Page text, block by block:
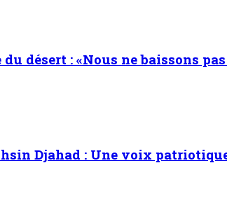
désert : «Nous ne baissons
Djahad : Une voix